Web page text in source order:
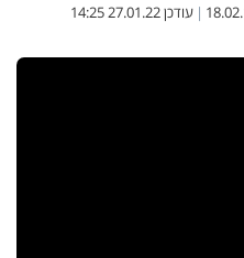
| עודכן27.01.22 14:25